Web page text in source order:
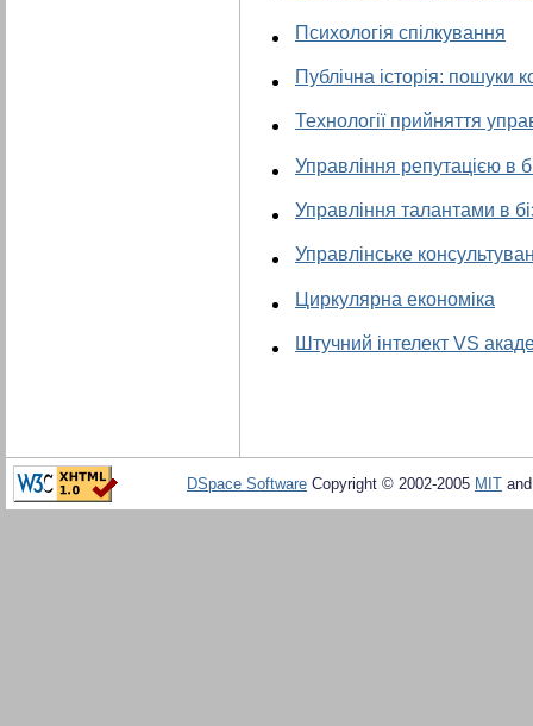
Психологія спілкування
Публічна історія: пошуки
Технології прийняття
Управління репутацією в
Управління талантами в
Управлінське
Циркулярна економіка
Штучний інтелект VS
DSpace Software Copyright © 2002-2005 MIT